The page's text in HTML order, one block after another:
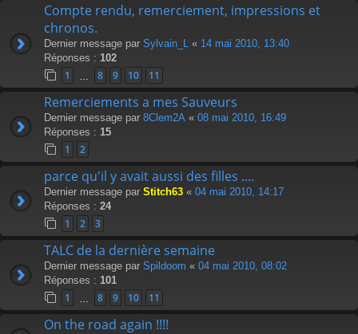
Compte rendu, remerciement, impressions et
chronos.
Dernier message par Sylvain_L « 14 mai 2010, 13:40
Réponses : 102
1 8 9 10 11
Remerciements a mes Sauveurs
Dernier message par 8Clem2A « 08 mai 2010, 16:49
Réponses : 15
1 2
parce qu'il y avait aussi des filles ....
Dernier message par Stitch63 « 04 mai 2010, 14:17
Réponses : 24
1 2 3
TALC de la dernière semaine
Dernier message par Spildoom « 04 mai 2010, 08:02
Réponses : 101
1 8 9 10 11
On the road again !!!!